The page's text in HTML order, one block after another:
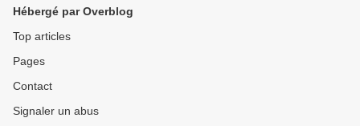
Hébergé par Overblog
Top articles
Pages
Contact
Signaler un abus